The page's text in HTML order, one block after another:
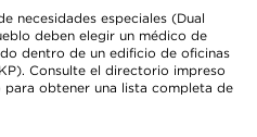
necesidades especiales (Dual
deben elegir un médico de
dentro de un edificio de oficinas
Consulte el directorio impreso
obtener una lista completa de